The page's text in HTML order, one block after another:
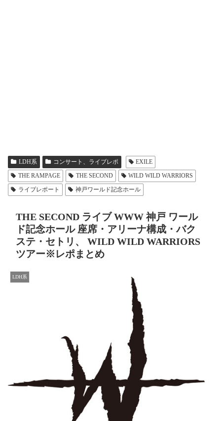
LDH系 コンサート、ライブレポ
EXILE
THE RAMPAGE
THE SECOND
WILD WILD WARRIORS
ライブレポート
神戸ワールド記念ホール
THE SECOND ライブ WWW 神戸 ワール
ド記念ホール 座席・アリーナ構成・バク
ステ・セトリ、 WILD WILD WARRIORS
ツアー※レポまとめ
LDH系